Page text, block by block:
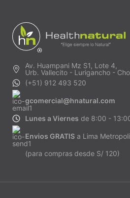
Av. Huampani Mz S1, Lote 4,
Urb. Vallecito - Lurigancho -
(+51) 912 493 520
gcomercial@hnatural.com
Lunes a Viernes de 8:00 -
Envios GRATIS a Lima
(para compras desde S/ 120)